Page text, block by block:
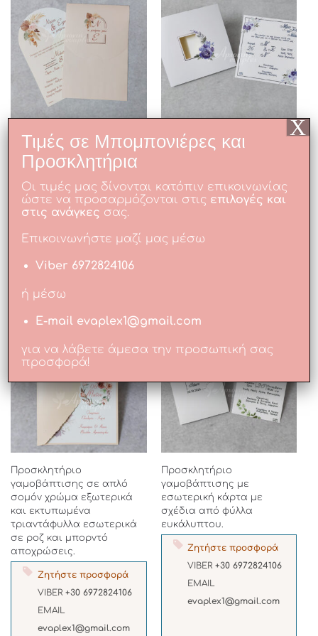
Προσκλητήριο
γαμοβάπτισης με απαλό
σομόν φάκελο και οβάλ
κάρτα σε τρία χρώματα.
Ζητήστε προσφορά
VIBER
+30 6972824106
EMAIL
Προσκλητήριο
γαμοβάπτισης σε λευκό
μπλε τριαντάφυλλα στον
φάκελο και εσωτερικά
στην κάρτα.
Προσκλητήριο
γαμοβάπτισης σε απλό
σομόν χρώμα εξωτερικά
και εκτυπωμένα
τριαντάφυλλα εσωτερικά
σε ροζ και μπορντό
αποχρώσεις.
Ζητήστε προσφορά
VIBER +30 6972824106
EMAIL
evaplex1@gmail.com
Προσκλητήριο
γαμοβάπτισης με
εσωτερική κάρτα με
σχέδια από φύλλα
ευκάλυπτου.
Ζητήστε προσφορά
VIBER+30 6972824106
EMAIL
evaplex1@gmail.com
Τιμές σε Μπομπονιέρες και
Προσκλητήρια
Οι τιμές μας δίνονται κατόπιν επικοινωνίας
ώστε να προσαρμόζονται στις επιλογές και
στις ανάγκες σας.
Επικοινωνήστε μαζί μας μέσω
Viber 6972824106
ή μέσω
E-mail evaplex1@gmail.com
για να λάβετε άμεσα την προσωπική σας
προσφορά!
X